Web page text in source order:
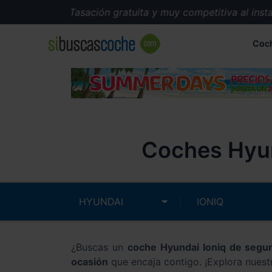
Tasación gratuita y muy competitiva al instante.
Coches
¿Buscas un coche Hyundai Ioniq de
ocasión que encaja contigo. ¡Explora